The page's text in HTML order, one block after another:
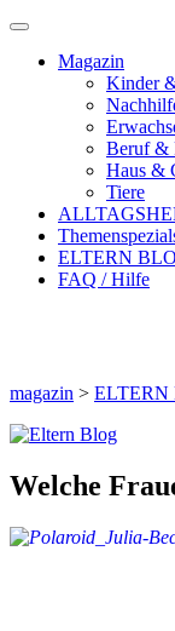
Magazin
Kinder
Beruf &
Haus &
Tiere
ELTERN
FAQ / Hilfe
magazin > ELTERN
Welche